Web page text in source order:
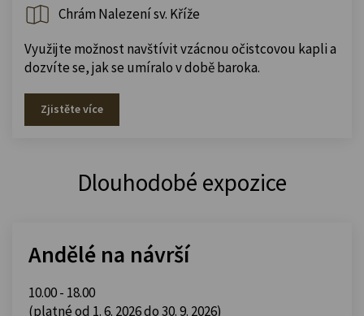
Chrám Nalezení sv. Kříže
Využijte možnost navštívit vzácnou očistcovou kapli a
dozvíte se, jak se umíralo v době baroka.
Zjistěte více
Dlouhodobé expozice
Andělé na návrší
10.00 - 18.00
(platné od 1. 6. 2026 do 30. 9. 2026)